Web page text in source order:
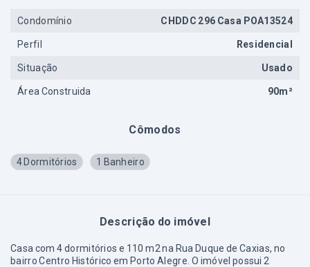
Cômodos
4 Dormitórios 1 Banheiro
Descrição do imóvel
Casa com 4 dormitórios e 110 m2 na Rua Duque de Caxias, no
bairro Centro Histórico em Porto Alegre. O imóvel possui 2
Condomínio CHDDC 296 Casa POA13524
Perfil Residencial
Situação Usado
Área Construida 90m²